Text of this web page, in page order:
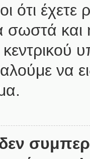
ότι
σωστά και
να